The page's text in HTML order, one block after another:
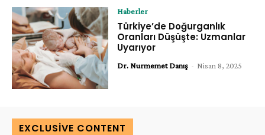
Haberler
Türkiye’de Doğurganlık
Oranları Düşüşte: Uzmanlar
Uyarıyor
Dr. Nurmemet Danış - Nisan 8, 2025
EXCLUSIVE CONTENT